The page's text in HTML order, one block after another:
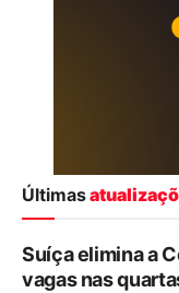
Últimas
Suíça elimina a
vagas nas